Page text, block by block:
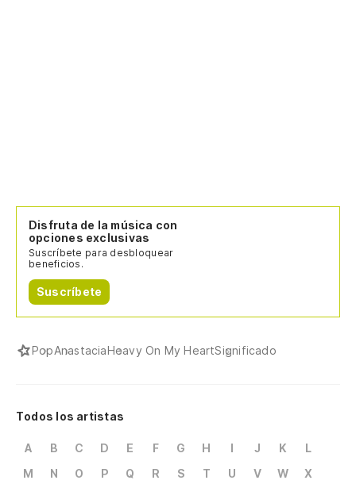
Disfruta de la música con
opciones exclusivas
Suscríbete para desbloquear
beneficios.
Suscríbete
PopAnastaciaHeavy On My HeartSignificado
Todos los artistas
A B C D E F G H I J K
L
M
N O P Q R S T U V W
X